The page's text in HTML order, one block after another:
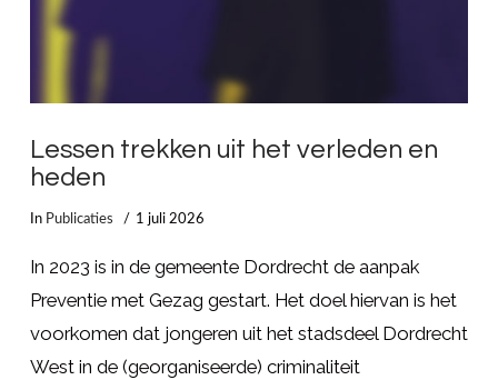
Lessen trekken uit het verleden en
heden
In Publicaties 1 juli 2026
In 2023 is in de gemeente Dordrecht de aanpak
Preventie met Gezag gestart. Het doel hiervan is het
voorkomen dat jongeren uit het stadsdeel Dordrecht
West in de (georganiseerde) criminaliteit